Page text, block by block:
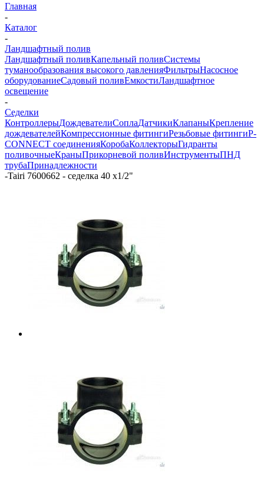
Главная
-
Каталог
-
Ландшафтный полив
Ландшафтный поливКапельный поливСистемы
туманообразования высокого давленияФильтрыНасосное
оборудованиеСадовый поливЕмкостиЛандшафтное
освещение
-
Седелки
КонтроллерыДождевателиСоплаДатчикиКлапаныКрепление
дождевателейКомпрессионные фитингиРезьбовые фитингиP-
CONNECT соединенияКоробаКоллекторыГидранты
поливочныеКраныПрикорневой поливИнструментыПНД
трубаПринадлежности
-Tairi 7600662 - седелка 40 х1/2"